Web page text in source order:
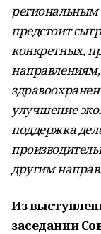
предстоит
конкретных,
направлениям,
улучшение
поддержка
другим
Из
заседании